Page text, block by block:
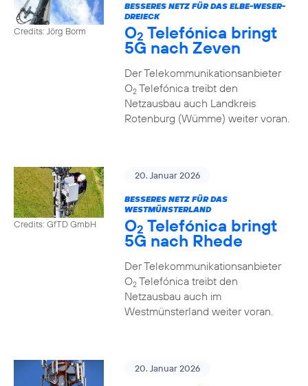
Credits: Jörg Borm
BESSERES NETZ FÜR DAS ELBE-WESER-
DREIECK
O2 Telefónica bringt
5G nach Zeven
Der Telekommunikationsanbieter
O2Telefónica treibt den
Netzausbau auch Landkreis
Rotenburg (Wümme) weiter voran.
Credits: GfTD GmbH
20. Januar 2026
BESSERES NETZ FÜR DAS
WESTMÜNSTERLAND
O2 Telefónica bringt
5G nach Rhede
Der Telekommunikationsanbieter
O2Telefónica treibt den
Netzausbau auch im
Westmünsterland weiter voran.
20. Januar 2026